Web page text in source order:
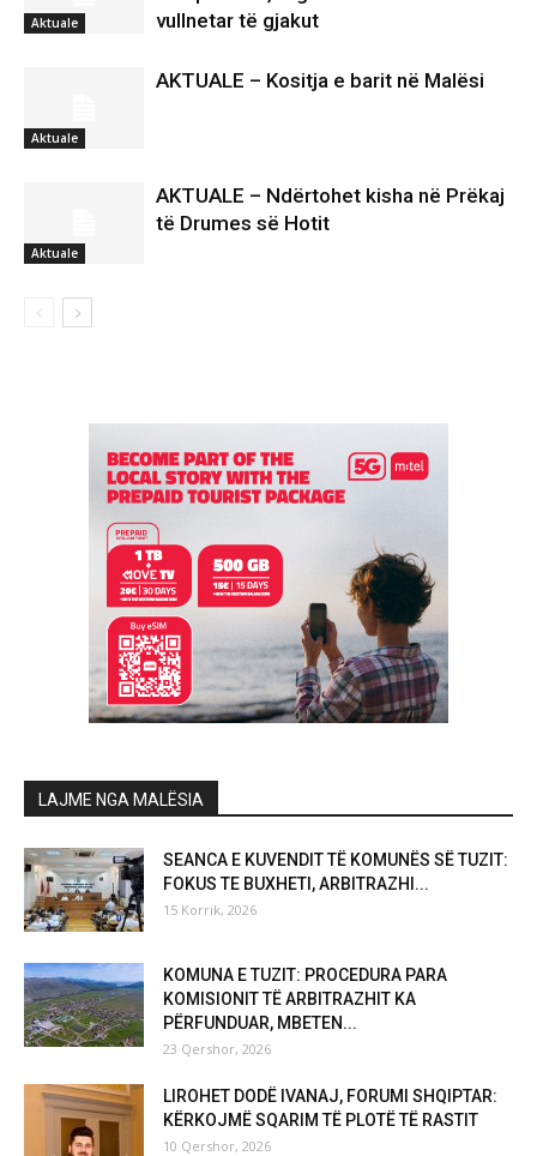
Aktuale
vullnetar të gjakut
Aktuale
AKTUALE – Kositja e barit në Malësi
Aktuale
AKTUALE – Ndërtohet kisha në Prëkaj
të Drumes së Hotit
LAJME NGA MALËSIA
SEANCA E KUVENDIT TË KOMUNËS SË TUZIT:
FOKUS TE BUXHETI, ARBITRAZHI...
15 Korrik, 2026
KOMUNA E TUZIT: PROCEDURA PARA
KOMISIONIT TË ARBITRAZHIT KA
PËRFUNDUAR, MBETEN...
23 Qershor, 2026
LIROHET DODË IVANAJ, FORUMI SHQIPTAR:
KËRKOJMË SQARIM TË PLOTË TË RASTIT
10 Qershor, 2026